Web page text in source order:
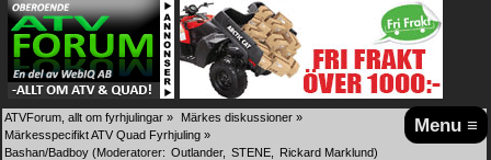
Menu ≡
ATVForum, allt om fyrhjulingar » Märkes diskussioner »
Märkesspecifikt ATV Quad Fyrhjuling »
Bashan/Badboy (Moderatorer: Outlander, STENE Rickard Marklund)